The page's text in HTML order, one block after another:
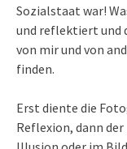
Sozialstaat war!
und reflektiert und
von mir und von
finden.
Erst diente die
Reflexion, dann